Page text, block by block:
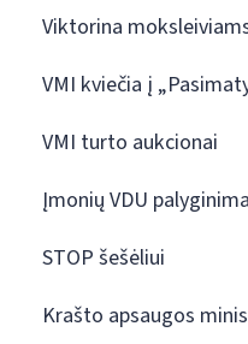
Viktorina
VMI kviečia į
VMI turto aukcionai
Įmonių VDU
STOP šešėliui
Krašto apsaugos